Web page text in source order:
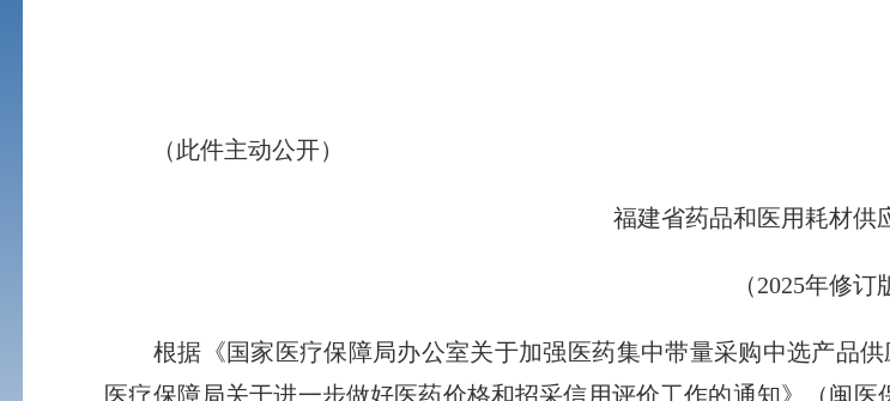
（此件主动公开）
福建省药品和医用耗材供
（2025年修订
根据《国家医疗保障局办公室关于加强医药集中带量采购中选产品供
医疗保障局关于进一步做好医药价格和招采信用评价工作的通知》（闽